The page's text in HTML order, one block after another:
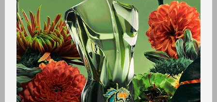
Métodos y costos de envío
Retiros gratuitos en tiendas